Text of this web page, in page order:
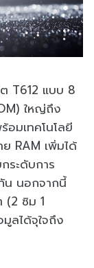
T612 แบบ 8
ใหญ่ถึง
อมเทคโนโลยี
RAM เพิ่มได้
ระดับการ
น นอกจากนี้
(2 ซิม 1
ลได้จุใจถึง